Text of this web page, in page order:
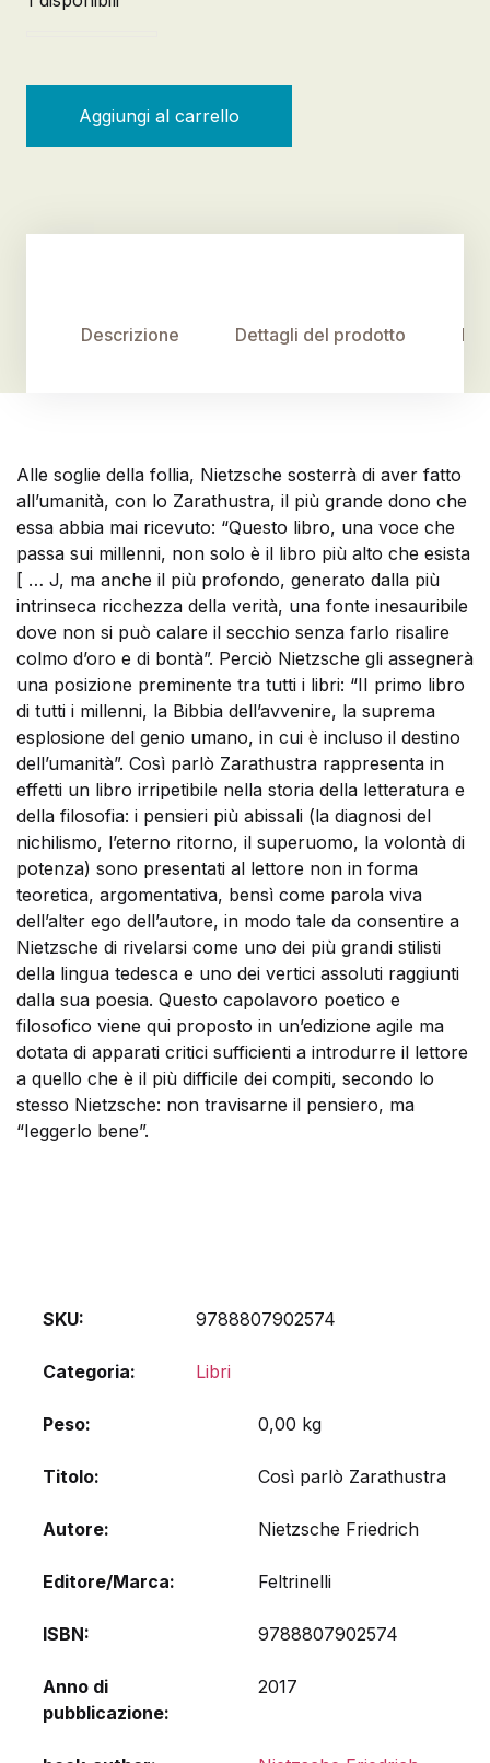
Aggiungi al carrello
Descrizione Dettagli del prodotto
Alle soglie della follia, Nietzsche sosterrà di aver fatto
all’umanità, con lo Zarathustra, il più grande dono che
essa abbia mai ricevuto: “Questo libro, una voce che
passa sui millenni, non solo è il libro più alto che esista
[ … J, ma anche il più profondo, generato dalla più
intrinseca ricchezza della verità, una fonte inesauribile
dove non si può calare il secchio senza farlo risalire
colmo d’oro e di bontà”. Perciò Nietzsche gli assegnerà
una posizione preminente tra tutti i libri: “II primo libro
di tutti i millenni, la Bibbia dell’avvenire, la suprema
esplosione del genio umano, in cui è incluso il destino
dell’umanità”. Così parlò Zarathustra rappresenta in
effetti un libro irripetibile nella storia della letteratura e
della filosofia: i pensieri più abissali (la diagnosi del
nichilismo, l’eterno ritorno, il superuomo, la volontà di
potenza) sono presentati al lettore non in forma
teoretica, argomentativa, bensì come parola viva
dell’alter ego dell’autore, in modo tale da consentire a
Nietzsche di rivelarsi come uno dei più grandi stilisti
della lingua tedesca e uno dei vertici assoluti raggiunti
dalla sua poesia. Questo capolavoro poetico e
filosofico viene qui proposto in un’edizione agile ma
dotata di apparati critici sufficienti a introdurre il lettore
a quello che è il più difficile dei compiti, secondo lo
stesso Nietzsche: non travisarne il pensiero, ma
“Ieggerlo bene”.
SKU: 9788807902574
Categoria: Libri
Peso 0,00 kg
Titolo Così parlò Zarathustra
Autore Nietzsche Friedrich
Editore/Marca Feltrinelli
ISBN 9788807902574
Anno di
pubblicazione
2017